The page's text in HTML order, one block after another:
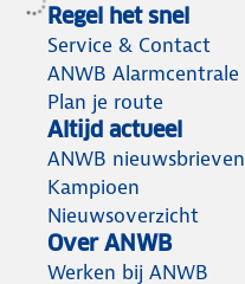
Regel het snel
Service & Contact
ANWB Alarmcentrale
Plan je route
Altijd actueel
ANWB nieuwsbrieven
Kampioen
Nieuwsoverzicht
Over ANWB
Werken bij ANWB